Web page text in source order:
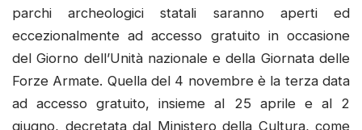
parchi archeologici statali saranno aperti ed
eccezionalmente ad accesso gratuito in occasione
del Giorno dell’Unità nazionale e della Giornata delle
Forze Armate. Quella del 4 novembre è la terza data
ad accesso gratuito, insieme al 25 aprile e al 2
giugno, decretata dal Ministero della Cultura, come